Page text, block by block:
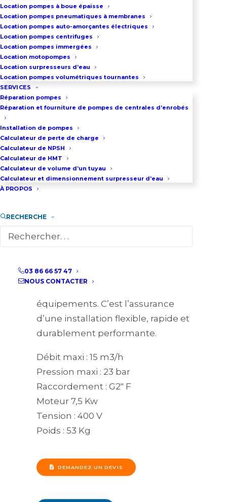
Location pompes à boue épaisse
Location pompes pneumatiques à membranes
Location pompes auto-amorçantes électriques
Location pompes centrifuges
Location pompes immergées
Location motopompes
Location surpresseurs d’eau
Location pompes volumétriques tournantes
SERVICES
Réparation pompes
Réparation et fourniture de pompes de centrales d’enrobés
Installation de pompes
Calculateur de perte de charge
Calculateur de NPSH
Calculateur de HMT
Calculateur de volume d’un tuyau
Calculateur et dimensionnement surpresseur d’eau
À PROPOS
RECHERCHE
03 86 66 57 47
NOUS CONTACTER
Surpression domestique et
industrielle: Pour un maintien de
pression impeccable.
Secteur agricole
robuste pour piloter vos systèmes
d’arrosage.
Énergies renouvelables et
esthétique: Idéale pour le
pompage géothermique ou
l’animation de jets d’eau.
Modularité sans compromis
La série e-GS a été pensée pour
être prête à l’emploi. Sa
liberté totale lors du montage ou
équipements. C’est l’assurance
d’une installation flexible, rapide et
durablement performante.
Débit maxi : 15 m3/h
Pression maxi : 23 bar
Raccordement : G2″ F
Moteur 7,5 Kw
Tension : 400 V
Poids : 53 Kg
DEMANDEZ UN DEVIS